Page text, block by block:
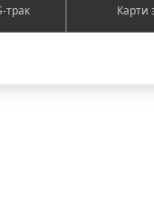
трак
Карти